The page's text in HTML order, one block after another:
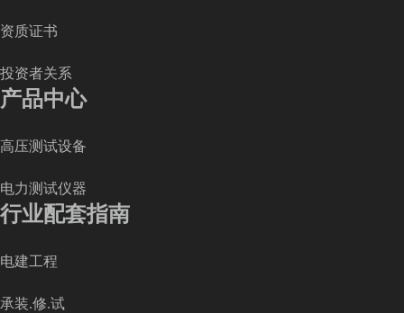
资质证书
投资者关系
产品中心
高压测试设备
电力测试仪器
行业配套指南
电建工程
承装.修.试